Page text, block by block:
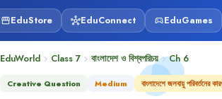
storefrontEduStore hubEduConnect sports_esportsEduGames
EduWorld chevron_right Class 7 chevron_right বাংলাদেশ ও বিশ্বপরিচয়chevron_rightCh 6
Creative Question Medium বাংলাদেশে জলবায়ু পরিবর্তনের